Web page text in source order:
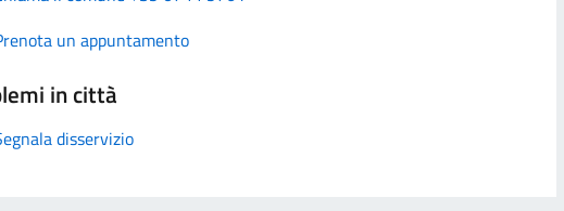
un appuntamento
in città
disservizio